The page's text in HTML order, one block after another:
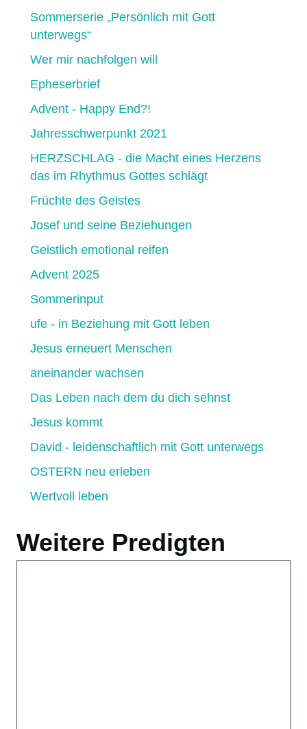
Sommerserie „Persönlich mit Gott
unterwegs“
Wer mir nachfolgen will
Epheserbrief
Advent - Happy End?!
Jahresschwerpunkt 2021
HERZSCHLAG - die Macht eines Herzens
das im Rhythmus Gottes schlägt
Früchte des Geistes
Josef und seine Beziehungen
Geistlich emotional reifen
Advent 2025
Sommerinput
ufe - in Beziehung mit Gott leben
Jesus erneuert Menschen
aneinander wachsen
Das Leben nach dem du dich sehnst
Jesus kommt
David - leidenschaftlich mit Gott unterwegs
OSTERN neu erleben
Wertvoll leben
Weitere Predigten